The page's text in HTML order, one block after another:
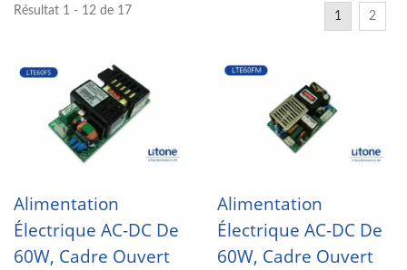
Résultat 1 - 12 de 17 1 2
Alimentation
Électrique AC-DC De
60W, Cadre Ouvert
Alimentation
Électrique AC-DC De
60W, Cadre Ouvert